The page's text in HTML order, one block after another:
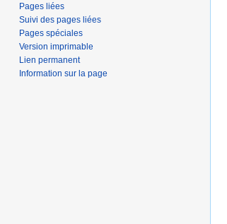
Pages liées
Suivi des pages liées
Pages spéciales
Version imprimable
Lien permanent
Information sur la page